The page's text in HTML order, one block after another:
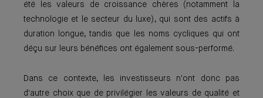
été les valeurs de croissance chères (notamment la
technologie et le secteur du luxe), qui sont des actifs à
duration longue, tandis que les noms cycliques qui ont
déçu sur leurs bénéfices ont également sous-performé.
Dans ce contexte, les investisseurs n'ont donc pas
d'autre choix que de privilégier les valeurs de qualité et